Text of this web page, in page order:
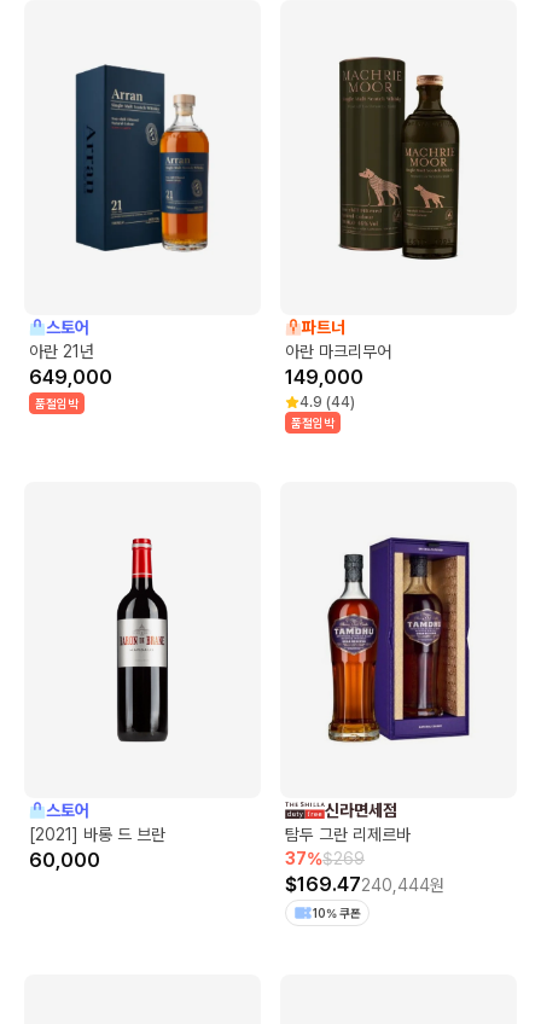
스토어
아란 21년
649,000
품절임박
파트너
아란 마크리무어
149,000
4.9 (44)
품절임박
스토어
[2021] 바롱 드 브란
60,000
신라면세점
탐두 그란 리제르바
37%$269
$169.47240,444원
10% 쿠폰